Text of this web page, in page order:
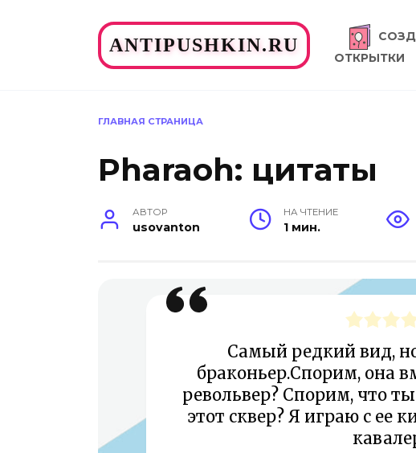
ANTIPUSHKIN.RU
ОТКРЫТКИ
ГЛАВНАЯ СТРАНИЦА
Pharaoh: цитаты
АВТОР
usovanton
НА ЧТЕНИЕ
1 мин.
Самый редкий вид,
браконьер.Спорим, она
револьвер? Спорим, что
этот сквер? Я играю с ее